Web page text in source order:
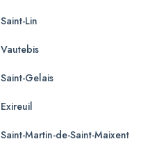
Saint-Lin
Vautebis
Saint-Gelais
Exireuil
Saint-Martin-de-Saint-Maixent